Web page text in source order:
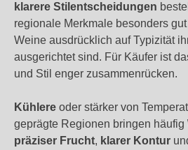
klarere Stilentscheidungen
regionale Merkmale besonders
Weine ausdrücklich auf Typizität
ausgerichtet sind. Für Käufer ist
und Stil enger zusammenrücken.
Kühlere oder stärker von
geprägte Regionen bringen häufig
präziser Frucht, klarer Kontur